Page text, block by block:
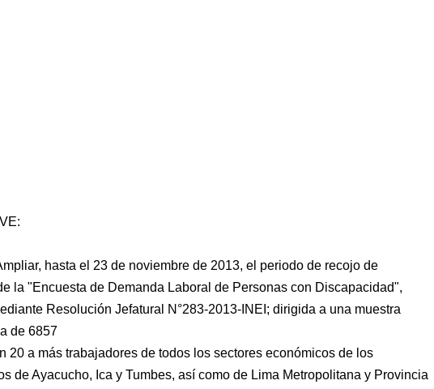
hasta el 23 de noviembre de 2013, el periodo de recojo de
la "Encuesta de Demanda Laboral de Personas con Discapacidad",
Resolución Jefatural N°283-2013-INEI; dirigida a una muestra
de 6857
20 a más trabajadores de todos los sectores económicos de los
de Ayacucho, Ica y Tumbes, así como de Lima Metropolitana y Provincia